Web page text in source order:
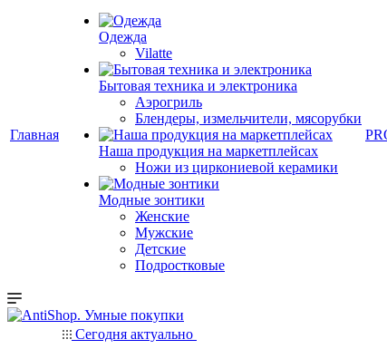
Главная
Одежда
Vilatte
Бытовая техника и электроника
Аэрогриль
Блендеры, измельчители, мясорубки
Наша продукция на маркетплейсах
Ножи из циркониевой керамики
Модные зонтики
Женские
Мужские
Детские
Подростковые
Сегодня актуально